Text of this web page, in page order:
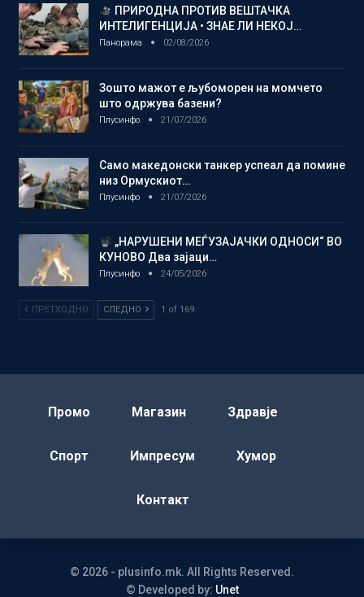
ПРИРОДНА ПРОТИВ ВЕШТАЧКА
ИНТЕЛИГЕНЦИЈА • ЗНАЕ ЛИ НЕКОЈ…
Панорама 02/08/2026
Зошто мажот е љубоморен на момчето
што одржува базени?
Плусинфо 21/07/2026
Само македонски танкер успеал да помине
низ Ормускиот…
Плусинфо 21/07/2026
„НАРУШЕНИ МЕЃУЗАЈАЧКИ ОДНОСИ“ ВО
КУНОВО Два зајаци…
Плусинфо 24/05/2026
ПРЕТХОДНО СЛЕДНО 1 of 169
Промо Магазин Здравје
Спорт Импресум Хумор
Контакт
© 2026 - plusinfo.mk. All Rights Reserved.
© Developed by: Unet